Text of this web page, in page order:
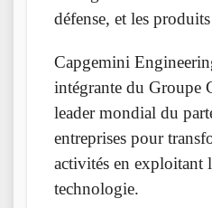
défense, et les
Capgemini
intégrante du Groupe
leader mondial du
entreprises pour
activités en exploitant
technologie.